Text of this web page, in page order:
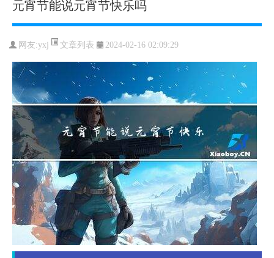
元宵节能说元宵节快乐吗
网友:yxj 文章列表 2024-02-16 02:09:29